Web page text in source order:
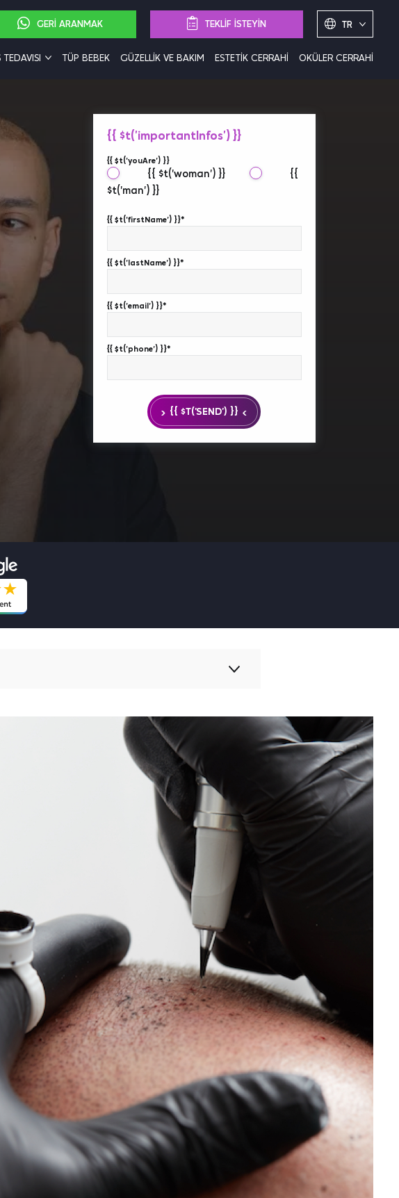
GERI ARANMAK TEKLİF İSTEYİN TR
TEDAVISI TÜP BEBEK GÜZELLİK VE BAKIM ESTETİK CERRAHİ OKÜLER CERRAHİ
{{ $t('importantInfos') }}
{{ $t('youAre') }}
{{ $t('woman') }}
{{
$t('man') }}
{{ $t('firstName') }}*
{{ $t('lastName') }}*
{{ $t('email') }}*
{{ $t('phone') }}*
{{ $T('SEND') }}